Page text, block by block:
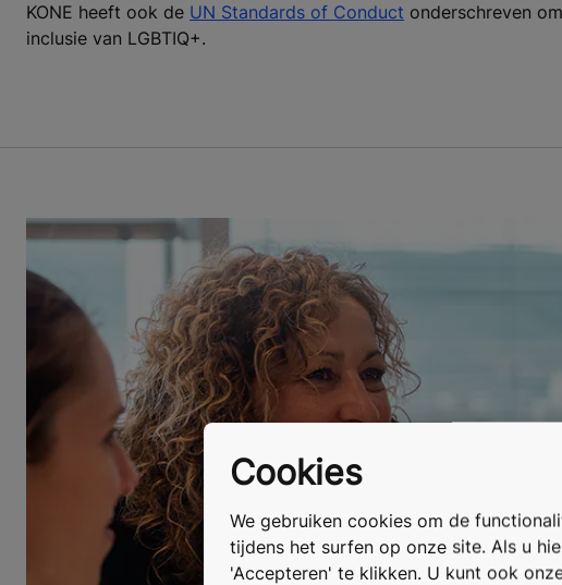
KONE heeft ook de UN Standards of Conduct onderschreven
inclusie van LGBTIQ+.
Cookies
We gebruiken cookies om de
tijdens het surfen op onze site. Als u
'Accepteren' te klikken. U kunt ook